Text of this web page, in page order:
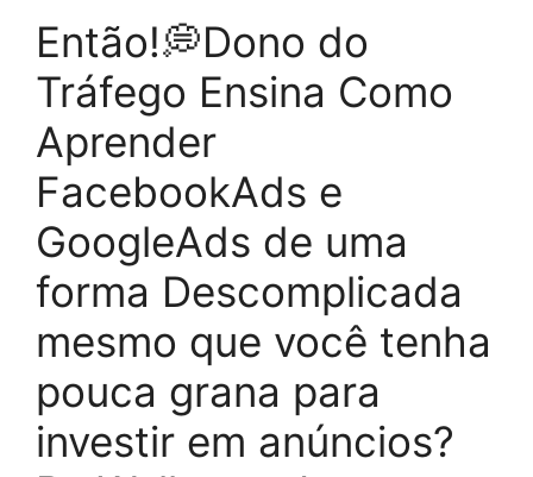
Então!💭Dono do
Tráfego Ensina Como
Aprender
FacebookAds e
GoogleAds de uma
forma Descomplicada
mesmo que você tenha
pouca grana para
investir em anúncios?